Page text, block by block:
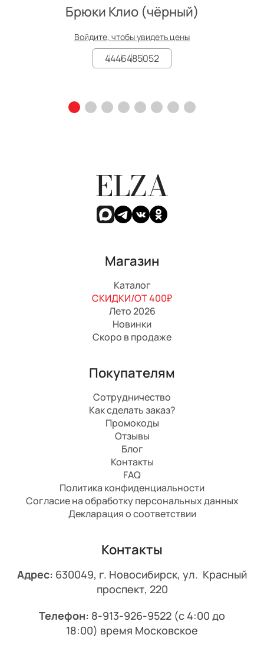
Брюки Клио (чёрный)
Войдите, чтобы увидеть цены
4446485052
ELZA
Магазин
Каталог
СКИДКИ/ОТ 400₽
Лето 2026
Новинки
Скоро в продаже
Покупателям
Сотрудничество
Как сделать заказ?
Промокоды
Отзывы
Блог
Контакты
FAQ
Политика конфиденциальности
Согласие на обработку персональных данных
Декларация о соответствии
Контакты
Адрес: 630049, г. Новосибирск, ул. Красный
проспект, 220
Телефон: 8-913-926-9522 (с 4:00 до
18:00) время Московское